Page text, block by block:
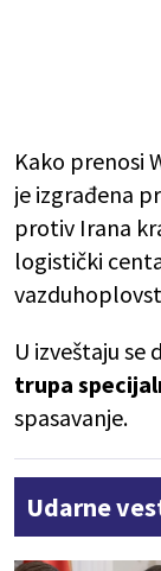
Kako prenosi
je izgrađena
protiv Irana
logistički
U izveštaju se
trupa
spasavanje.
Udarne